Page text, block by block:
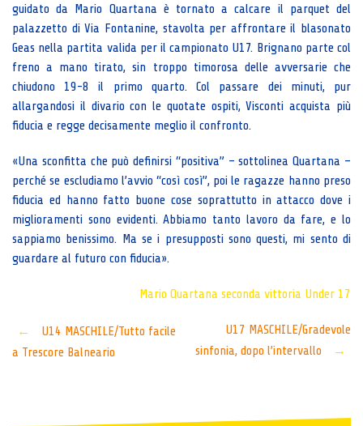
guidato da Mario Quartana è tornato a calcare il parquet del
palazzetto di Via Fontanine, stavolta per affrontare il blasonato
Geas nella partita valida per il campionato U17. Brignano parte col
freno a mano tirato, sin troppo timorosa delle avversarie che
chiudono 19-8 il primo quarto. Col passare dei minuti, pur
allargandosi il divario con le quotate ospiti, Visconti acquista più
fiducia e regge decisamente meglio il confronto.
«Una sconfitta che può definirsi “positiva” – sottolinea Quartana –
perché se escludiamo l’avvio “così così”, poi le ragazze hanno preso
fiducia ed hanno fatto buone cose soprattutto in attacco dove i
miglioramenti sono evidenti. Abbiamo tanto lavoro da fare, e lo
sappiamo benissimo. Ma se i presupposti sono questi, mi sento di
guardare al futuro con fiducia».
Mario Quartana seconda vittoria Under 17
Post
←
U14 MASCHILE/Tutto facile
a Trescore Balneario
U17 MASCHILE/Gradevole
sinfonia, dopo l’intervallo
→